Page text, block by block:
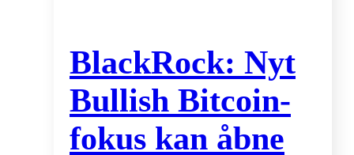
BlackRock: Nyt
Bullish Bitcoin-
fokus kan åbne